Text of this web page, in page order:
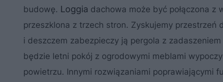
budowę. Loggia dachowa może być połączona z
przeszklona z trzech stron. Zyskujemy przestrzeń
i deszczem zabezpieczy ją pergola z
będzie letni pokój z ogrodowymi meblami
powietrzu. Innymi rozwiązaniami poprawiającymi